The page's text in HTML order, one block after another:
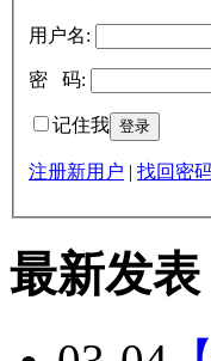
用户名:
密 码:
记住我
注册新用户 | 找回密
最新发表